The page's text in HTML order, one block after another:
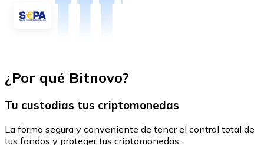
¿Por qué Bitnovo?
Tu custodias tus criptomonedas
La forma segura y conveniente de tener el control total de
tus fondos y proteger tus criptomonedas.